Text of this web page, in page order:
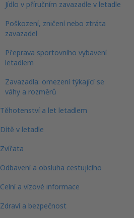
Jídlo v příručním zavazadle v letadle
Poškození, zničení nebo ztráta
zavazadel
Přeprava sportovního vybavení
letadlem
Zavazadla: omezení týkající se
váhy a rozměrů
Těhotenství a let letadlem
Dítě v letadle
Zvířata
Odbavení a obsluha cestujícího
Celní a vízové informace
Zdraví a bezpečnost